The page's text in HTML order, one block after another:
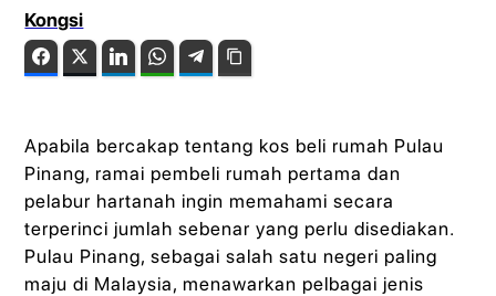
Kongsi
FacebookTwitter LinkedIn WhatsAppTelegram
Apabila bercakap tentang kos beli rumah Pulau
Pinang, ramai pembeli rumah pertama dan
pelabur hartanah ingin memahami secara
terperinci jumlah sebenar yang perlu disediakan.
Pulau Pinang, sebagai salah satu negeri paling
maju di Malaysia, menawarkan pelbagai jenis